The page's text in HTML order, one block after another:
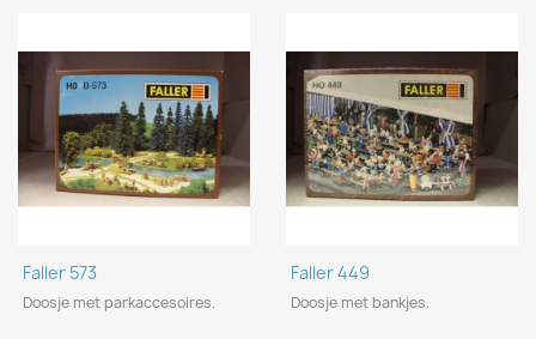
Faller 573
Doosje met parkaccesoires.
Faller 449
Doosje met bankjes.